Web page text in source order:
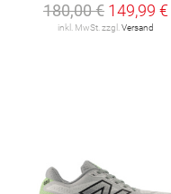
180,00 € 149,99 €
inkl. MwSt. zzgl. Versand